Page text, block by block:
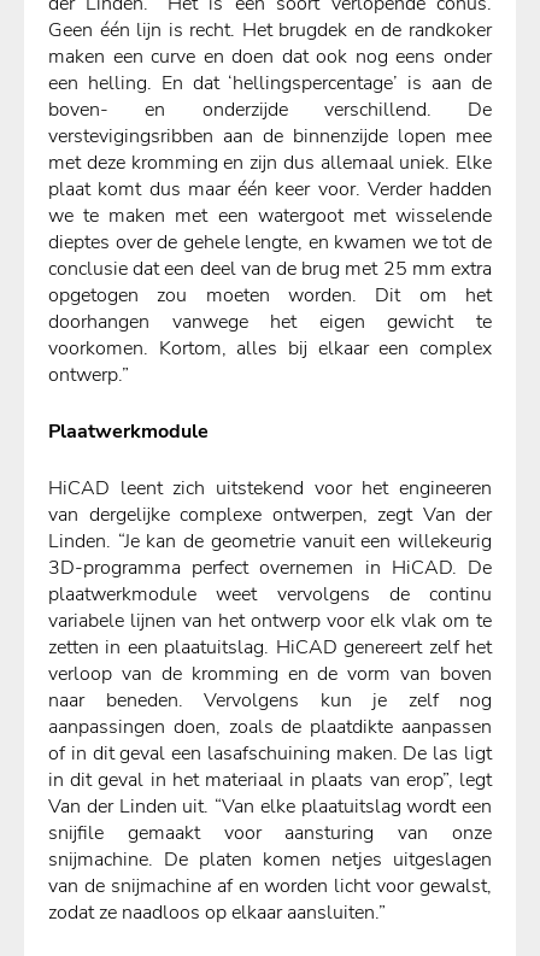
Geen één lijn is recht. Het brugdek en de randkoker
maken een curve en doen dat ook nog eens onder
een helling. En dat ‘hellingspercentage’ is aan de
boven- en onderzijde verschillend. De
verstevigingsribben aan de binnenzijde lopen mee
met deze kromming en zijn dus allemaal uniek. Elke
plaat komt dus maar één keer voor. Verder hadden
we te maken met een watergoot met wisselende
dieptes over de gehele lengte, en kwamen we tot de
conclusie dat een deel van de brug met 25 mm extra
opgetogen zou moeten worden. Dit om het
doorhangen vanwege het eigen gewicht te
voorkomen. Kortom, alles bij elkaar een complex
ontwerp.”
Plaatwerkmodule
HiCAD leent zich uitstekend voor het engineeren
van dergelijke complexe ontwerpen, zegt Van der
Linden. “Je kan de geometrie vanuit een willekeurig
3D-programma perfect overnemen in HiCAD. De
plaatwerkmodule weet vervolgens de continu
variabele lijnen van het ontwerp voor elk vlak om te
zetten in een plaatuitslag. HiCAD genereert zelf het
verloop van de kromming en de vorm van boven
naar beneden. Vervolgens kun je zelf nog
aanpassingen doen, zoals de plaatdikte aanpassen
of in dit geval een lasafschuining maken. De las ligt
in dit geval in het materiaal in plaats van erop”, legt
Van der Linden uit. “Van elke plaatuitslag wordt een
snijfile gemaakt voor aansturing van onze
snijmachine. De platen komen netjes uitgeslagen
van de snijmachine af en worden licht voor gewalst,
zodat ze naadloos op elkaar aansluiten.”